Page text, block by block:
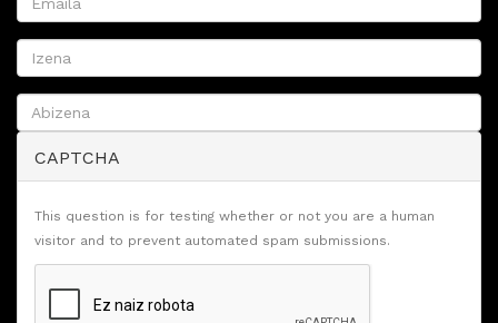
CAPTCHA
This question is for testing whether or not you are a human
visitor and to prevent automated spam submissions.